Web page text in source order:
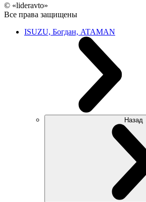
© «lideravto»
Все права защищены
ISUZU, Богдан, ATAMAN
Назад